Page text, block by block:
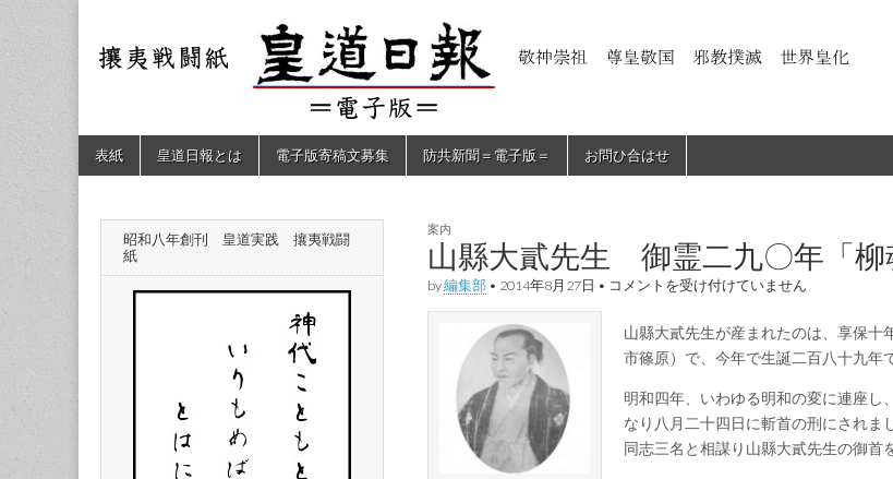
皇道
（防
共新
聞）
敬神
｜崇
祖｜
年創
刊
皇道
践
攘夷
戦闘
Main
menu
Skip
表紙 皇道日報とは 電子版寄稿文募集 防共新聞＝電子版＝ お問ひ合はせ
案内
山縣大貳先生 御霊二九〇年「柳
by編集部 • 2014年8月27日 • 山
コメントを受け付けていません
山縣大貳先生が産まれたのは、享保十
市篠原）で、今年で生誕二百八十九年
明和四年、いわゆる明和の変に連座し
なり八月二十四日に斬首の刑にされま
同志三名と相謀り山縣大貳先生の御首
昭和八年創刊 皇道実践 攘夷戦闘
紙